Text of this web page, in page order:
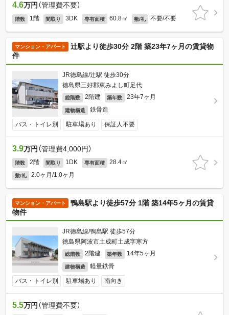
4.6万円 （管理費不要）
階数 1階 間取り 3DK 専有面積 60.8㎡ 敷/礼 不要/不要
マンション・アパート
辻駅より徒歩30分 2階 築23年7ヶ月の賃貸物
件
JR徳島線/辻駅 徒歩30分
徳島県三好郡東みよし町足代
総階数 2階建 築年数 23年7ヶ月
建物構造 鉄骨造
バス・トイレ別 駐車場あり 保証人不要
3.9万円 （管理費4,000円）
階数 2階 間取り 1DK 専有面積 28.4㎡
敷/礼 2.0ヶ月/1.0ヶ月
マンション・アパート
鴨島駅より徒歩57分 1階 築14年5ヶ月の賃貸
物件
JR徳島線/鴨島駅 徒歩57分
徳島県阿波市土成町土成字寒方
総階数 2階建 築年数 14年5ヶ月
建物構造 軽量鉄骨
バス・トイレ別 駐車場あり 南向き
5.5万円 （管理費不要）